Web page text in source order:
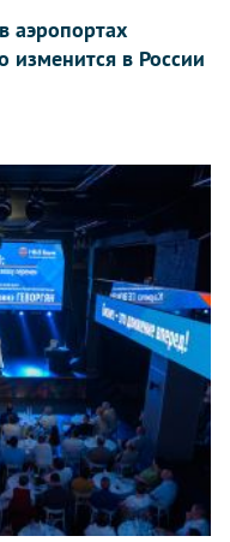
аэропортах
изменится в России